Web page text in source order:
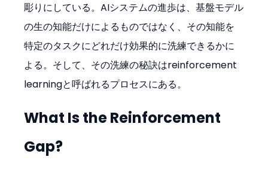
彫りにしている。AIシステムの進歩は、基盤モデル
の生の知能だけによるものではなく、その知能を
特定のタスクにどれだけ効果的に洗練できるかに
よる。そして、その洗練の秘訣はreinforcement
learningと呼ばれるプロセスにある。
What Is the Reinforcement
Gap?